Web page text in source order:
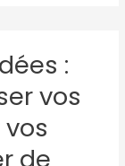
:
vos
de